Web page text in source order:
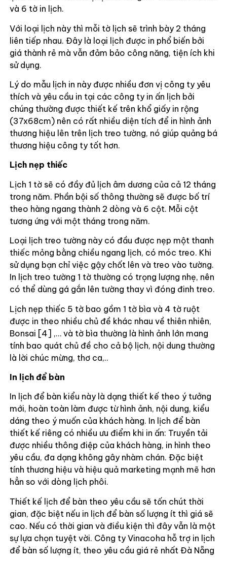
và 6 tờ in lịch.
Với loại lịch này thì mỗi tờ lịch sẽ trình bày 2 tháng
liên tiếp nhau. Đây là loại lịch được in phổ biến bởi
giá thành rẻ mà vẫn đảm bảo công năng, tiện ích khi
sử dụng.
Lý do mẫu lịch in này được nhiều đơn vị công ty yêu
thích và yêu cầu in tại các công ty in ấn lịch bởi
chúng thường được thiết kế trên khổ giấy in rộng
(37x68cm) nên có rất nhiều diện tích để in hình ảnh
thương hiệu lên trên lịch treo tường, nó giúp quảng bá
thương hiệu công ty tốt hơn.
Lịch nẹp thiếc
Lịch 1 tờ sẽ có đầy đủ lịch âm dương của cả 12 tháng
trong năm. Phần bội số thông thường sẽ được bố trí
theo hàng ngang thành 2 dòng và 6 cột. Mỗi cột
tương ứng với một tháng trong năm.
Loại lịch treo tường này có đầu được nẹp một thanh
thiếc mỏng bằng chiều ngang lịch, có móc treo. Khi
sử dụng bạn chỉ việc gậy chốt lên và treo vào tường.
In lịch treo tường 1 tờ thường có trọng lượng nhẹ, nên
có thể dùng gá gắn lên tường thay vì đóng đinh treo.
Lịch nẹp thiếc 5 tờ bao gồm 1 tờ bìa và 4 tờ ruột
được in theo nhiều chủ đề khác nhau về thiên nhiên,
Bonsai [4] ,… và tờ bìa thường là hình ảnh lớn mang
tính bao quát chủ đề cho cả bộ lịch, nội dung thường
là lời chúc mừng, thơ ca,..
In lịch để bàn
In lịch để bàn kiểu này là dạng thiết kế theo ý tưởng
mới, hoàn toàn làm được từ hình ảnh, nội dung, kiểu
dáng theo ý muốn của khách hàng. In lịch để bàn
thiết kế riêng có nhiều ưu điểm khi in ấn: Truyền tải
được nhiều thông điệp của khách hàng, in hình theo
yêu cầu, đa dạng không gây nhàm chán. Đặc biệt
tính thương hiệu và hiệu quả marketing mạnh mẽ hơn
hẳn so với dòng lịch phôi.
Thiết kế lịch để bàn theo yêu cầu sẽ tốn chút thời
gian, đặc biệt nếu in lịch để bàn số lượng ít thì giá sẽ
cao. Nếu có thời gian và điều kiện thì đây vẫn là một
sự lựa chọn tuyệt vời. Công ty Vinacoha hỗ trợ in lịch
để bàn số lượng ít, theo yêu cầu giá rẻ nhất Đà Nẵng